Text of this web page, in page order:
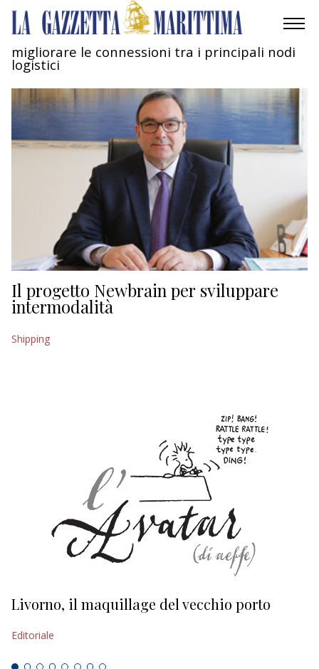
AMBIENTE
MOBILITÀ
TURISMO
CULTURA
NAUTICA
EDITORIALI
migliorare le connessioni tra i principali nodi
logistici
Il progetto Newbrain per sviluppare
intermodalità
Shipping
Livorno, il maquillage del vecchio porto
Editoriale